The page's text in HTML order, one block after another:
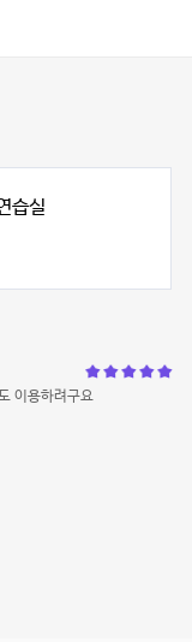
습실
이용하려구요